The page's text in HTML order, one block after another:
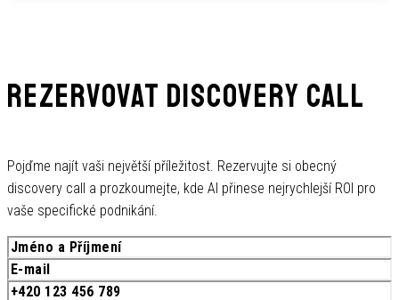
Rezervovat discovery call
Pojďme najít vaši největší příležitost. Rezervujte si obecný
discovery call a prozkoumejte, kde AI přinese nejrychlejší ROI pro
vaše specifické podnikání.